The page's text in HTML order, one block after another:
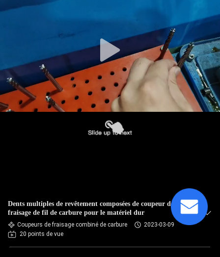
Dents multiples de revêtement composées de coupeur de
fraisage de fil de carbure pour le matériel dur
Coupeurs de fraisage combiné de carbure
2023-03-09
20 points de vue